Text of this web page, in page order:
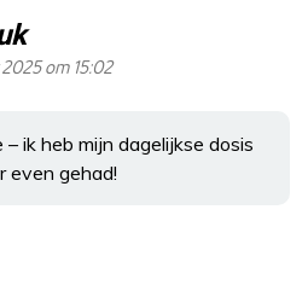
om 15:02
ik heb mijn dagelijkse dosis
even gehad!